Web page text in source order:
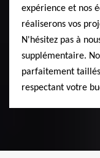
expérience et nos
réaliserons vos
N'hésitez pas à
supplémentaire.
parfaitement
respectant votre